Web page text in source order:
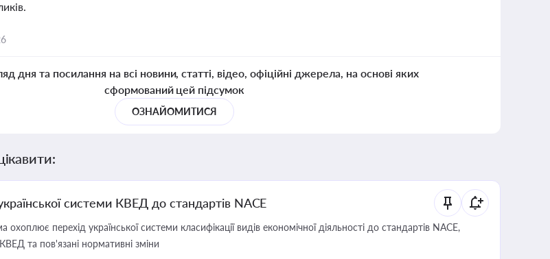
дня та посилання на всі новини, статті, відео, офіційні джерела, на основі яких
сформований цей підсумок
ОЗНАЙОМИТИСЯ
системи КВЕД до стандартів NACE
охоплює перехід української системи класифікації видів економічної діяльності до стандартів NACE,
та пов'язані нормативні зміни